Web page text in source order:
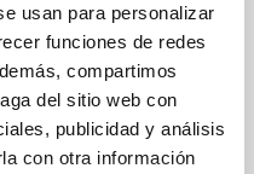
usan para personalizar
funciones de redes
compartimos
del sitio web con
publicidad y análisis
con otra información
RAL 7021
L4=12
B2=18 D2=25 D4=4,5
L3=30,5 L5=4
SW1=13
N=4,5
N=12,5